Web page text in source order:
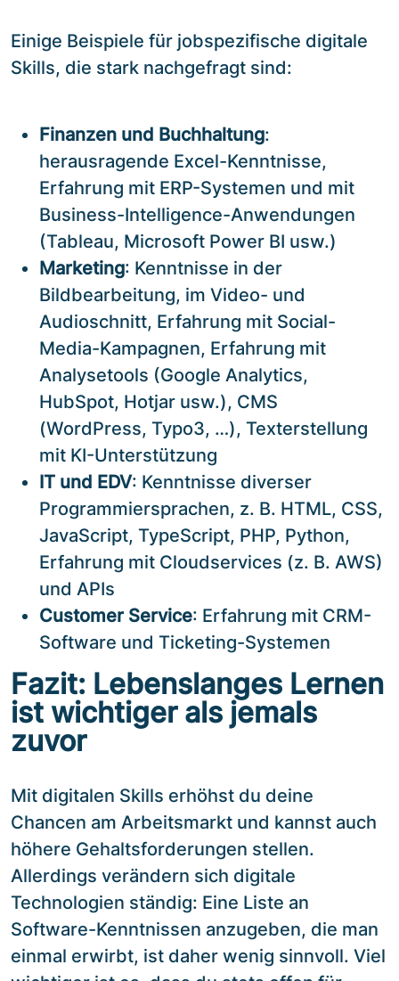
Einige Beispiele für jobspezifische digitale
Skills, die stark nachgefragt sind:
Finanzen und Buchhaltung:
herausragende Excel-Kenntnisse,
Erfahrung mit ERP-Systemen und mit
Business-Intelligence-Anwendungen
(Tableau, Microsoft Power BI usw.)
Marketing: Kenntnisse in der
Bildbearbeitung, im Video- und
Audioschnitt, Erfahrung mit Social-
Media-Kampagnen, Erfahrung mit
Analysetools (Google Analytics,
HubSpot, Hotjar usw.), CMS
(WordPress, Typo3, …), Texterstellung
mit KI-Unterstützung
IT und EDV: Kenntnisse diverser
Programmiersprachen, z. B. HTML, CSS,
JavaScript, TypeScript, PHP, Python,
Erfahrung mit Cloudservices (z. B. AWS)
und APIs
Customer Service: Erfahrung mit CRM-
Software und Ticketing-Systemen
Fazit: Lebenslanges Lernen
ist wichtiger als jemals
zuvor
Mit digitalen Skills erhöhst du deine
Chancen am Arbeitsmarkt und kannst auch
höhere Gehaltsforderungen stellen.
Allerdings verändern sich digitale
Technologien ständig: Eine Liste an
Software-Kenntnissen anzugeben, die man
einmal erwirbt, ist daher wenig sinnvoll. Viel